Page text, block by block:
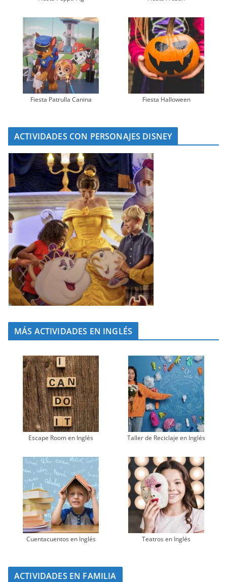
Fiesta Patrulla Canina Fiesta Halloween
ACTIVIDADES CON PERSONAJES DISNEY
MÁS ACTIVIDADES EN INGLÉS
Escape Room en Inglés Taller de Reciclaje en Inglés
Cuentacuentos en Inglés Teatros en Inglés
ACTIVIDADES EN FAMILIA